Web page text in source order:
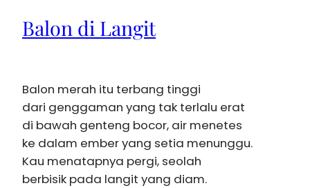
Balon di Langit
Balon merah itu terbang tinggi
dari genggaman yang tak terlalu erat
di bawah genteng bocor, air menetes
ke dalam ember yang setia menunggu.
Kau menatapnya pergi, seolah
berbisik pada langit yang diam.